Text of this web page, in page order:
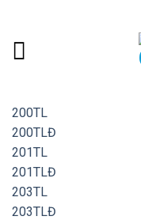
content
200TL
200TLĐ
201TL
201TLĐ
203TL
203TLĐ